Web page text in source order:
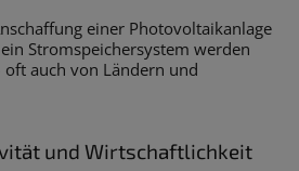
einer Photovoltaikanlage
Stromspeichersystem werden
auch von Ländern und
und Wirtschaftlichkeit